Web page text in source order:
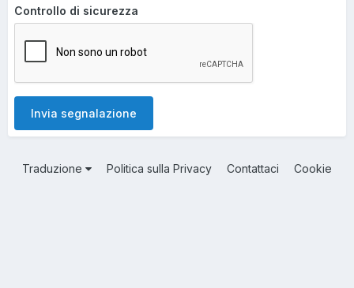
Controllo di sicurezza
Invia segnalazione
Traduzione Politica sulla Privacy Contattaci Cookie